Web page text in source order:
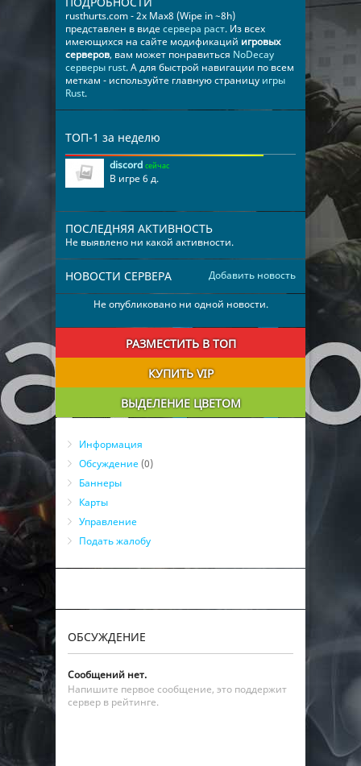
rusthurts.com - 2x Max8 (Wipe in ~8h)
представлен в видесервера раст. Из всех
имеющихся на сайте модификаций игровых
серверов, вам может понравиться NoDecay
серверы rust. А для быстрой навигации по всем
меткам - используйте главную страницу игры
Rust.
ТОП-1 за неделю
discord сейчас
В игре 6 д.
ПОСЛЕДНЯЯ АКТИВНОСТЬ
Не выявлено ни какой активности.
Добавить новость
НОВОСТИ СЕРВЕРА
Не опубликовано ни одной новости.
РАЗМЕСТИТЬ В ТОП
КУПИТЬ VIP
ВЫДЕЛЕНИЕ ЦВЕТОМ
Информация
Обсуждение (0)
Баннеры
Карты
Управление
Подать жалобу
ОБСУЖДЕНИЕ
Сообщений нет.
Напишите первое сообщение, это поддержит
сервер в рейтинге.